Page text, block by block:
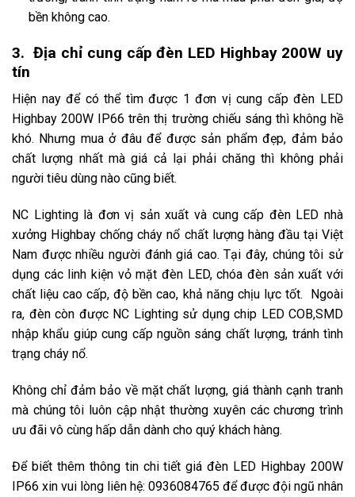
bền không cao.
3. Địa chỉ cung cấp đèn LED Highbay 200W uy
tín
Hiện nay để có thể tìm được 1 đơn vị cung cấp đèn LED
Highbay 200W IP66 trên thị trường chiếu sáng thì không hề
khó. Nhưng mua ở đâu để được sản phẩm đẹp, đảm bảo
chất lượng nhất mà giá cả lại phải chăng thì không phải
người tiêu dùng nào cũng biết.
NC Lighting là đơn vị sản xuất và cung cấp đèn LED nhà
xưởng Highbay chống cháy nổ chất lượng hàng đầu tại Việt
Nam được nhiều người đánh giá cao. Tại đây, chúng tôi sử
dụng các linh kiện vỏ mặt đèn LED, chóa đèn sản xuất với
chất liệu cao cấp, độ bền cao, khả năng chịu lực tốt. Ngoài
ra, đèn còn được NC Lighting sử dụng chip LED COB,SMD
nhập khẩu giúp cung cấp nguồn sáng chất lượng, tránh tình
trạng cháy nổ.
Không chỉ đảm bảo về mặt chất lượng, giá thành cạnh tranh
mà chúng tôi luôn cập nhật thường xuyên các chương trình
ưu đãi vô cùng hấp dẫn dành cho quý khách hàng.
Để biết thêm thông tin chi tiết giá đèn LED Highbay 200W
IP66 xin vui lòng liên hệ: 0936084765 để được đội ngũ nhân